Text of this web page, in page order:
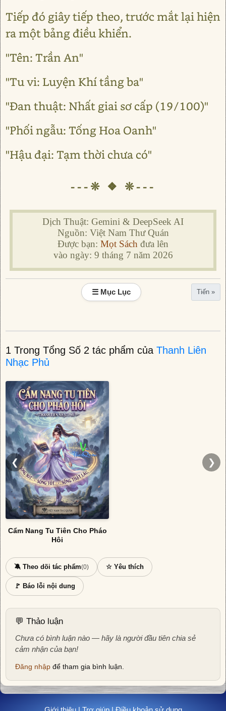
Tiếp đó giây tiếp theo, trước mắt lại hiện
ra một bảng điều khiển.
"Tên: Trần An"
"Tu vi: Luyện Khí tầng ba"
"Đan thuật: Nhất giai sơ cấp (19/100)"
"Phối ngẫu: Tống Hoa Oanh"
"Hậu đại: Tạm thời chưa có"
---❊ ❖ ❊---
Dịch Thuật: Gemini & DeepSeek AI
Nguồn: Việt Nam Thư Quán
Được bạn: Mọt Sách đưa lên
vào ngày: 9 tháng 7 năm 2026
☰ Mục Lục Tiến »
1 Trong Tổng Số 2 tác phẩm của Thanh Liên
Nhạc Phủ
❮
Cẩm Nang Tu Tiên Cho Pháo
Hôi
❯
🔕 Theo dõi tác phẩm(0) ☆ Yêu thích
🚩 Báo lỗi nội dung
💬 Thảo luận
Chưa có bình luận nào — hãy là người đầu tiên chia sẻ
cảm nhận của bạn!
Đăng nhập để tham gia bình luận.